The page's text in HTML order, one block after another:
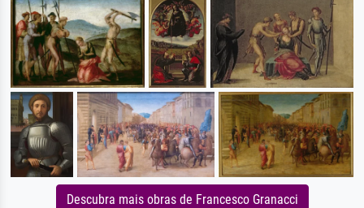
Descubra mais obras de Francesco Granacci